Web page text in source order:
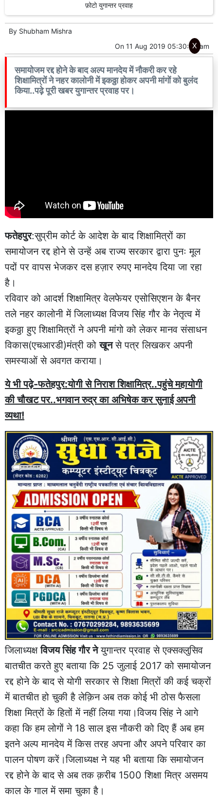
फ़ोटो युगान्तर प्रवाह
By Shubham Mishra
On 11 Aug 2019 05:30:00 am
समायोजम रद्द होने के बाद अल्प मानदेय में नौकरी कर रहे
शिक्षामित्रों ने नहर कालोनी में इकठ्ठा होकर अपनी मांगों को बुलंद
किया..पढ़े पूरी खबर युगान्तर प्रवाह पर।
फतेहपुर:सुप्रीम कोर्ट के आदेश के बाद शिक्षामित्रों का
समायोजन रद्द होने से उन्हें अब राज्य सरकार द्वारा पुनः मूल
पदों पर वापस भेजकर दस हज़ार रुपए मानदेय दिया जा रहा
है।
रविवार को आदर्श शिक्षामित्र वेलफेयर एसोसिएशन के बैनर
तले नहर कालोनी में जिलाध्यक्ष विजय सिंह गौर के नेतृत्व में
इकठ्ठा हुए शिक्षामित्रों ने अपनी मांगो को लेकर मानव संसाधन
विकास(एचआरडी)मंत्री कोखूनसे पत्र लिखकर अपनी
समस्याओं से अवगत कराया।
ये भी पढ़े-फतेहपुर:योगी से निराश शिक्षामित्र..पहुंचे महायोगी
की चौखट पर..भगवान रुद्र का अभिषेक कर सुनाई अपनी
व्यथा!
जिलाध्यक्षविजय सिंह गौर नेयुगान्तर प्रवाह से एक्सक्लुसिव
बातचीत करते हुए बताया कि 25 जुलाई 2017 को समायोजन
रद्द होने के बाद से योगी सरकार से शिक्षा मित्रों की कई चक्रों
में बातचीत हो चुकी है लेक़िन अब तक कोई भी ठोस फैसला
शिक्षा मित्रों के हितों में नहीं लिया गया।विजय सिंह ने आगे
कहा कि हम लोगों ने 18 साल इस नौकरी को दिए हैं अब हम
इतने अल्प मानदेय में किस तरह अपना और अपने परिवार का
पालन पोषण करें।जिलाध्यक्ष ने यह भी बताया कि समायोजन
रद्द होने के बाद से अब तक क़रीब 1500 शिक्षा मित्र असमय
काल के गाल में समा चुका है।
X